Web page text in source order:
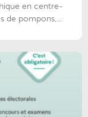
en centre-
de pompons,...